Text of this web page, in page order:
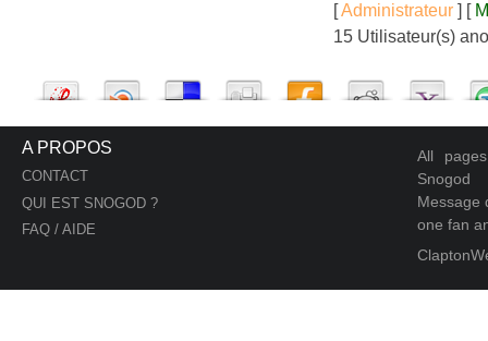
[Administrateur ] [
15 Utilisateur(s)
A PROPOS
CONTACT
QUI EST SNOGOD ?
FAQ / AIDE
All
Snogod
Message
one fan